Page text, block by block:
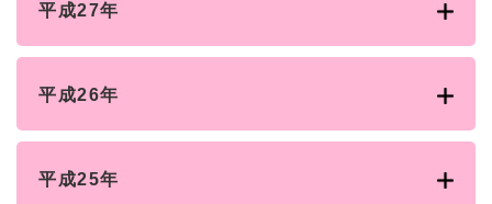
平成27年
平成26年
平成25年